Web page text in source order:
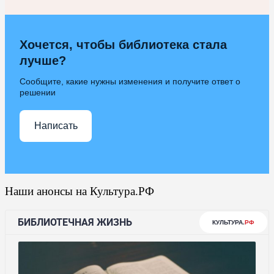
Хочется, чтобы библиотека стала
лучше?
Сообщите, какие нужны изменения и получите ответ о
решении
Написать
Наши анонсы на Культура.РФ